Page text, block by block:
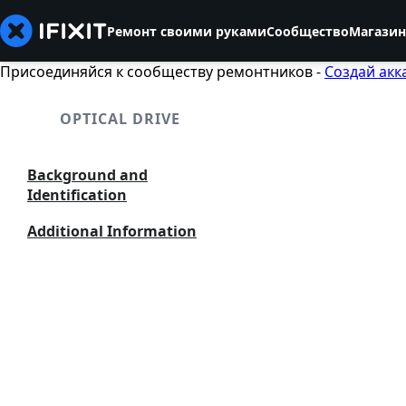
Ремонт своими рукамиСообществоМагазин
Присоединяйся к сообществу ремонтников - Создай
OPTICAL DRIVE
Background and
Identification
Additional Information